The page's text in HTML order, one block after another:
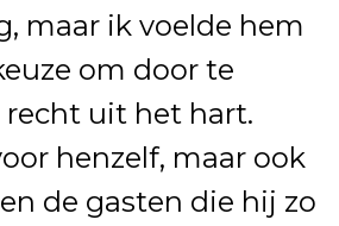
maar ik voelde hem
om door te
recht uit het hart.
henzelf, maar ook
de gasten die hij zo